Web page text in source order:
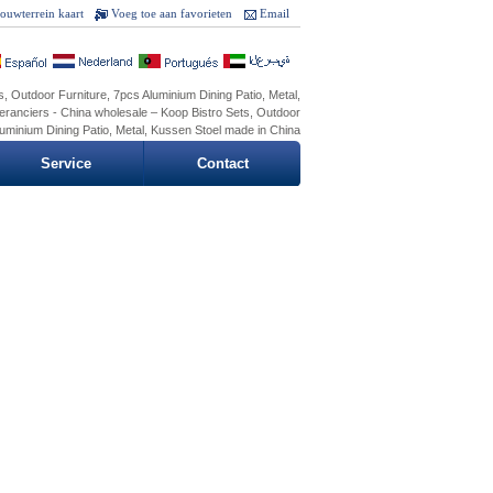
Email
Voeg toe aan favorieten
kaart
Outdoor Furniture, 7pcs Aluminium Dining Patio, Metal,
- China wholesale – Koop Bistro Sets, Outdoor
Dining Patio, Metal, Kussen Stoel made in China
Service Contact